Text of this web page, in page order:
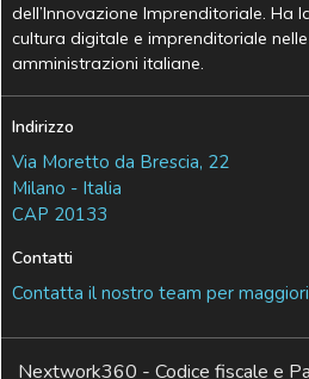
dell’Innovazione Imprenditoriale. Ha
cultura digitale e imprenditoriale
amministrazioni italiane.
Indirizzo
Via Moretto da Brescia, 22
Milano - Italia
CAP 20133
Contatti
Contatta il nostro team per
Nextwork360 - Codice fiscale e